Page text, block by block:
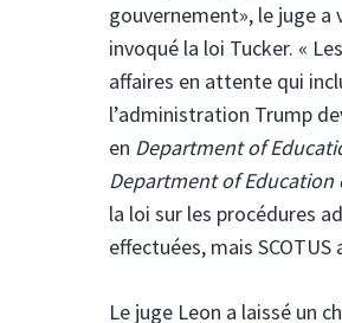
gouvernement», le juge
invoqué la loi Tucker. «
affaires en attente qui
l’administration Trump
en Department of
Department of Education
la loi sur les procédures
effectuées, mais
Le juge Leon a laissé un